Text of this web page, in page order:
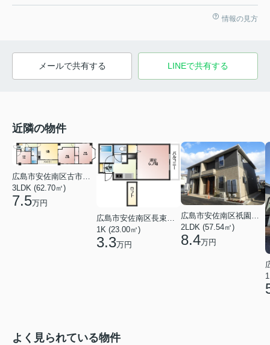
情報の見方
メールで共有する LINEで共有する
近隣の物件
3LDK (62.70㎡)
7.5万円
1K (23.00㎡)
3.3万円
2LDK (57.54㎡)
8.4万円
よく見られている物件